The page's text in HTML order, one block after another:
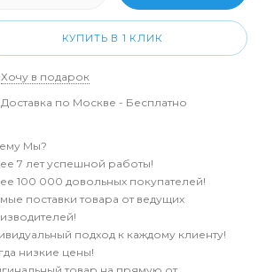
КУПИТЬ В 1 КЛИК
Хочу в подарок
Доставка по Москве - Бесплатно
Мы?
7 лет успешной работы!
100 000 довольных покупателей!
поставки товара от ведущих
подход к каждому клиенту!
низкие цены!